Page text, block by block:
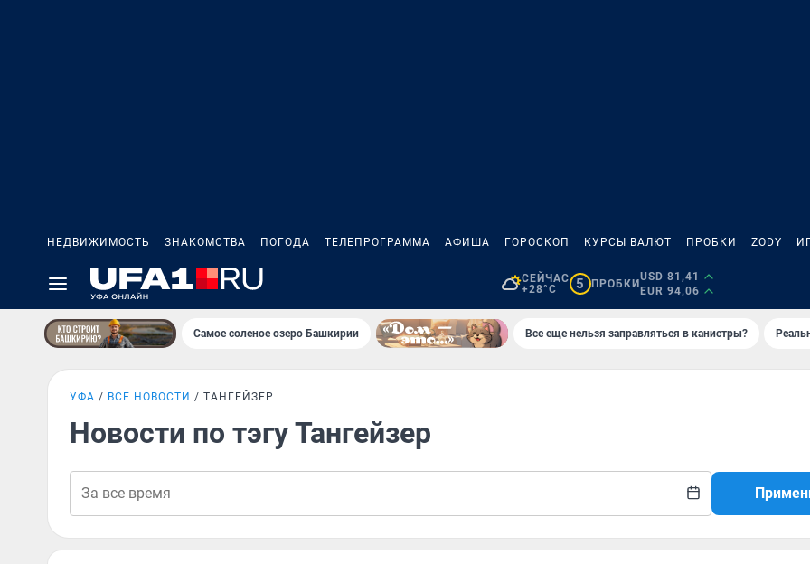
НЕДВИЖИМОСТЬ ЗНАКОМСТВА ПОГОДА ТЕЛЕПРОГРАММА АФИША ГОРОСКОП КУРСЫ ВАЛЮТ ПРОБКИ ZODY
СЕЙЧАС
+28°C
5 ПРОБКИ
USD 81,41
EUR 94,06
Самое соленое озеро Башкирии Все еще нельзя заправляться в канистры?
УФА ВСЕ НОВОСТИ ТАНГЕЙЗЕР
Новости по тэгу Тангейзер